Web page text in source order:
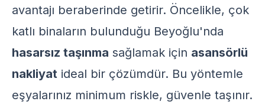
avantajı beraberinde getirir. Öncelikle, çok
katlı binaların bulunduğu Beyoğlu'nda
hasarsız taşınma sağlamak için asansörlü
nakliyat ideal bir çözümdür. Bu yöntemle
eşyalarınız minimum riskle, güvenle taşınır.